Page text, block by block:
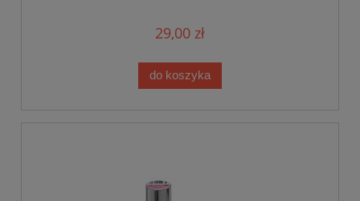
29,00 zł
do koszyka